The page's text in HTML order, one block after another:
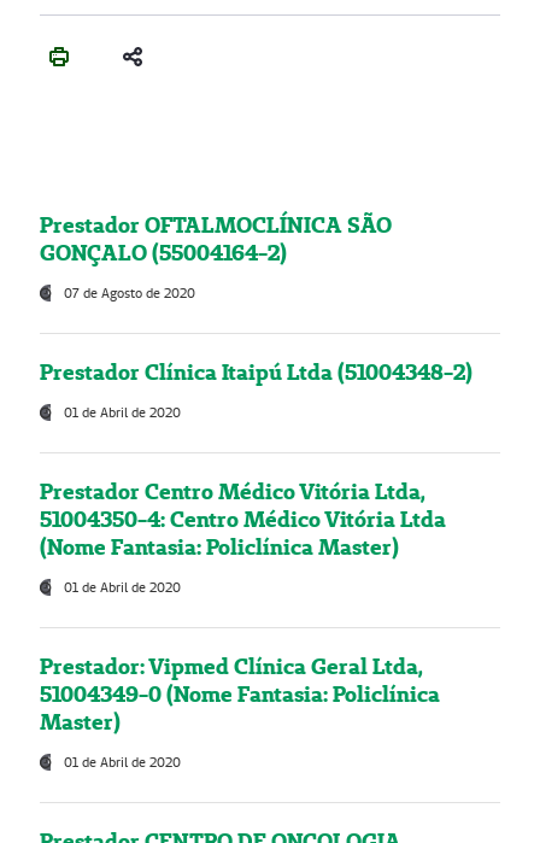
Prestador OFTALMOCLÍNICA SÃO
GONÇALO (55004164-2)
07 de Agosto de 2020
Prestador Clínica Itaipú Ltda (51004348-2)
01 de Abril de 2020
Prestador Centro Médico Vitória Ltda,
51004350-4: Centro Médico Vitória Ltda
(Nome Fantasia: Policlínica Master)
01 de Abril de 2020
Prestador: Vipmed Clínica Geral Ltda,
51004349-0 (Nome Fantasia: Policlínica
Master)
01 de Abril de 2020